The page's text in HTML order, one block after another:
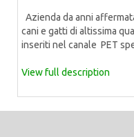
Azienda da anni
cani e gatti di altissima
inseriti nel canale PET
View full description